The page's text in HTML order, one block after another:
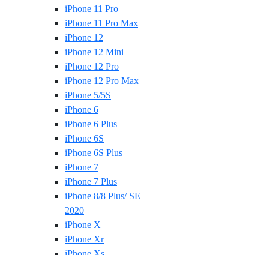
iPhone 11 Pro
iPhone 11 Pro Max
iPhone 12
iPhone 12 Mini
iPhone 12 Pro
iPhone 12 Pro Max
iPhone 5/5S
iPhone 6
iPhone 6 Plus
iPhone 6S
iPhone 6S Plus
iPhone 7
iPhone 7 Plus
iPhone 8/8 Plus/ SE
2020
iPhone X
iPhone Xr